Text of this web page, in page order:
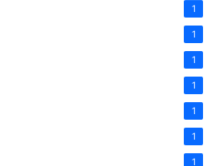
1
1
1
1
1
1
1